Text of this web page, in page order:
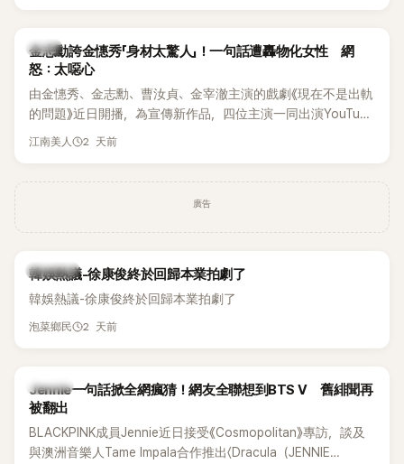
感情方面，李智惠於 2017 年與圈外男友結婚，婚後育有兩個
目，她經營的 YouTube 頻道也即將突破百萬訂閱，近年內容深
受網友喜愛，再度迎來事業第二春。
韓星
金志勳誇金憓秀「身材太驚人」！一句話遭轟物化女性 網
怒：太噁心
由金憓秀、金志勳、曹汝貞、金宰澈主演的戲劇《現在不是出軌
的問題》近日開播，為宣傳新作品，四位主演一同出演YouTube
節目，不料訪談中的一段發言卻意外掀起爭議。不少網友認
江南美人 2 天前
廣告
熱議討論
韓娛熱議-徐康俊終於回歸本業拍劇了
韓娛熱議-徐康俊終於回歸本業拍劇了
泡菜鄉民 2 天前
K-POP
Jennie一句話掀全網瘋猜！網友全聯想到BTS V 舊緋聞再
被翻出
BLACKPINK成員Jennie近日接受《Cosmopolitan》專訪，談及
與澳洲音樂人Tame Impala合作推出〈Dracula（JENNIE